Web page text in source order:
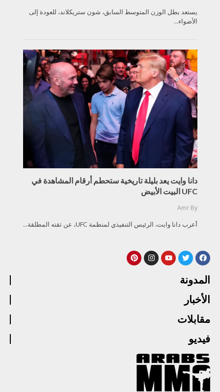
يستعد بطل الوزن المتوسط السابق، شون ستريكلاند، للعودة إلى
الأضواء...
دانا وايت يعد بليلة تاريخية ستحطم أرقام المشاهدة في
UFC البيت الأبيض
By
Amr
أعرب دانا وايت، الرئيس التنفيذي لمنظمة UFC، عن ثقته المطلقة...
المدونة
الأخبار
مقابلات
فيديو